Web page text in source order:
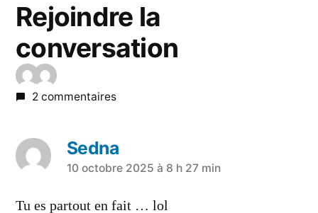
Rejoindre la
conversation
2 commentaires
Sedna
10 octobre 2025 à 8 h 27 min
Tu es partout en fait … lol